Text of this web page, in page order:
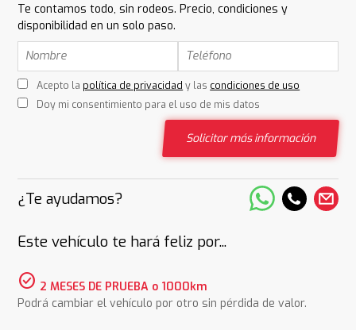
Te contamos todo, sin rodeos. Precio, condiciones y
disponibilidad en un solo paso.
Acepto la política de privacidad y las condiciones de uso
Doy mi consentimiento para el uso de mis datos
Solicitar más información
¿Te ayudamos?
Este vehículo te hará feliz por...
check_circle 2 MESES DE PRUEBA o 1000km
Podrá cambiar el vehículo por otro sin pérdida de valor.